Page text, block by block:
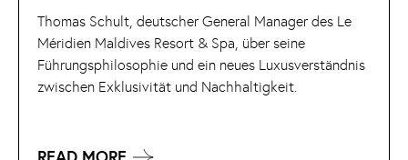
Thomas Schult, deutscher General Manager des Le
Méridien Maldives Resort & Spa, über seine
Führungsphilosophie und ein neues Luxusverständnis
zwischen Exklusivität und Nachhaltigkeit.